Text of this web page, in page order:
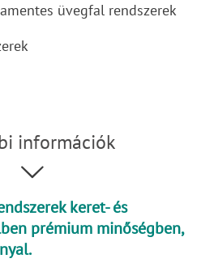
üvegfal rendszerek
információk
keret- és
prémium minőségben,